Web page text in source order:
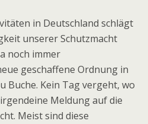
in Deutschland schlägt
unserer Schutzmacht
noch immer
geschaffene Ordnung in
Buche. Kein Tag vergeht, wo
Meldung auf die
Meist sind diese